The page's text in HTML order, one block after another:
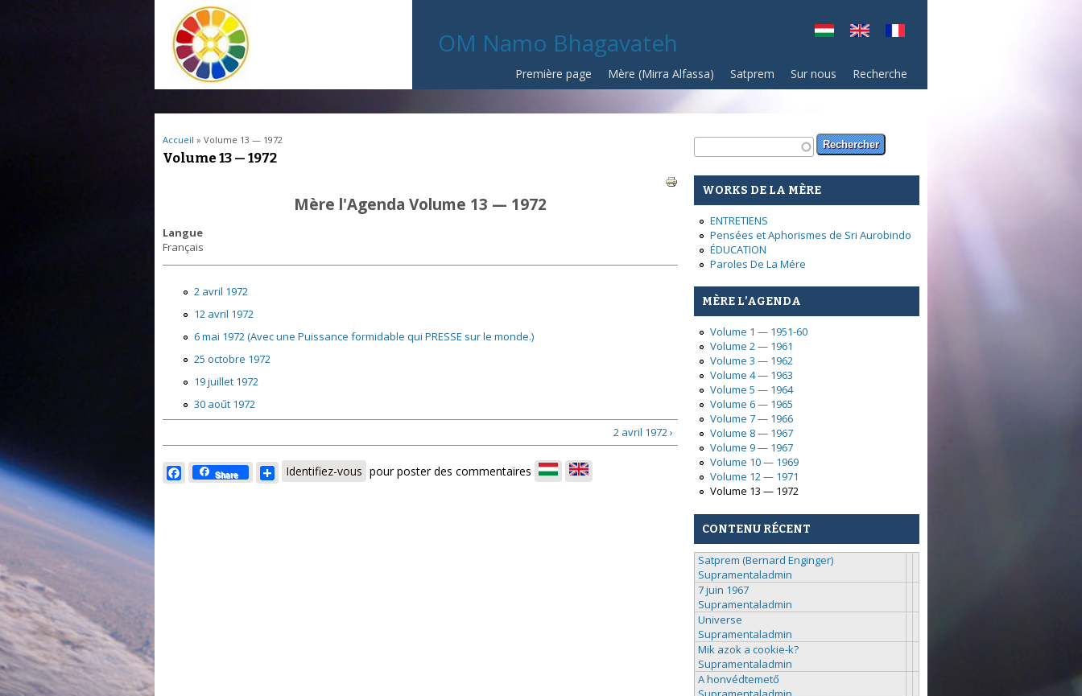
OM Namo Bhagavateh
Première page Mère (Mirra Alfassa) Satprem Sur nous Recherche
Vous êtes ici
Accueil » Volume 13 — 1972
Volume 13 — 1972
Mère l'Agenda Volume 13 — 1972
Langue
Français
2 avril 1972
12 avril 1972
6 mai 1972 (Avec une Puissance formidable qui PRESSE sur le monde.)
25 octobre 1972
19 juillet 1972
30 aoűt 1972
2 avril 1972 ›
Facebook
Share Share
Identifiez-vous pour poster des commentaires
Formulaire de recherche
Rechercher
WORKS DE LA MÈRE
ENTRETIENS
Pensées et Aphorismes de Sri Aurobindo
ÉDUCATION
Paroles De La Mére
MÈRE L’AGENDA
Volume 1 — 1951-60
Volume 2 — 1961
Volume 3 — 1962
Volume 4 — 1963
Volume 5 — 1964
Volume 6 — 1965
Volume 7 — 1966
Volume 8 — 1967
Volume 9 — 1967
Volume 10 — 1969
Volume 12 — 1971
Volume 13 — 1972
CONTENU RÉCENT
Satprem (Bernard Enginger)
Supramentaladmin
7 juin 1967
Supramentaladmin
Universe
Supramentaladmin
Mik azok a cookie-k?
Supramentaladmin
A honvédtemető